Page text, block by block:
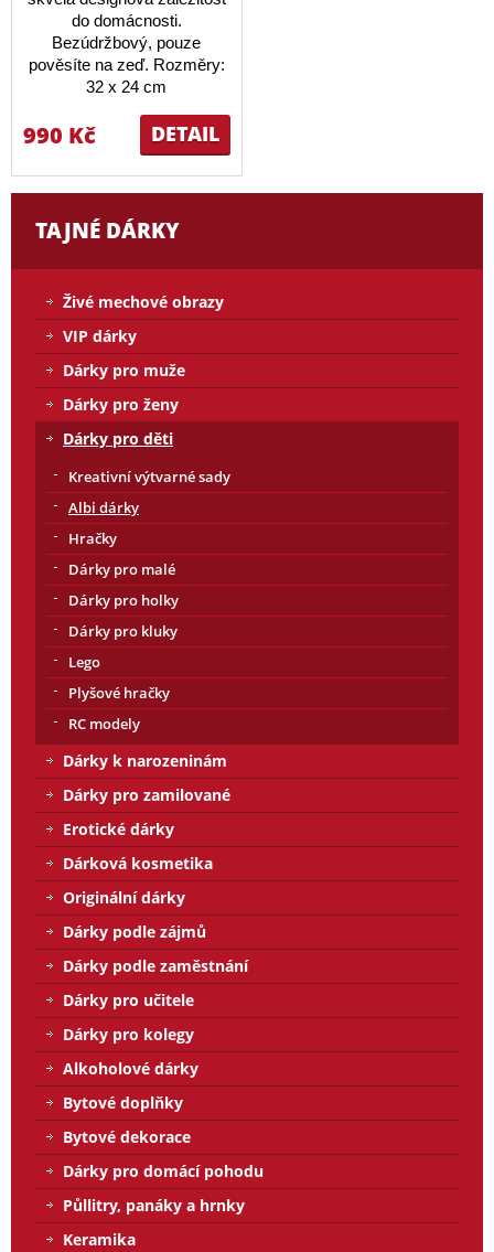
do domácnosti.
Bezúdržbový, pouze
pověsíte na zeď. Rozměry:
32 x 24 cm
DETAIL
990 Kč
TAJNÉ DÁRKY
Živé mechové obrazy
VIP dárky
Dárky pro muže
Dárky pro ženy
Dárky pro děti
Kreativní výtvarné sady
Albi dárky
Hračky
Dárky pro malé
Dárky pro holky
Dárky pro kluky
Lego
Plyšové hračky
RC modely
Dárky k narozeninám
Dárky pro zamilované
Erotické dárky
Dárková kosmetika
Originální dárky
Dárky podle zájmů
Dárky podle zaměstnání
Dárky pro učitele
Dárky pro kolegy
Alkoholové dárky
Bytové doplňky
Bytové dekorace
Dárky pro domácí pohodu
Půllitry, panáky a hrnky
Keramika